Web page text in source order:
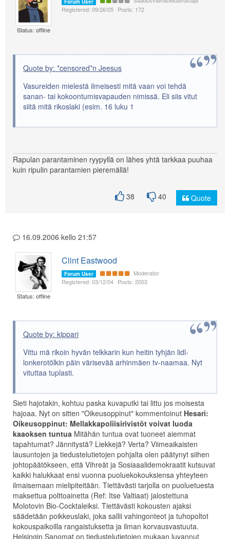
Status: offline
Registered: 09/26/05 Posts: 172
Quote by: *censored*n Jeesus
Vasureiden mielestä ilmeisesti mitä vaan voi tehdä
sanan- tai kokoontumisvapauden nimissä. Eli siis vitut
siitä mitä rikoslaki (esim. 16 luku 1
Rapulan parantaminen ryypyllä on lähes yhtä tarkkaa puuhaa
kuin ripulin parantamien pieremällä!
38 40 Quote
16.09.2006 kello 21:57
Status: offline
Clint Eastwood
Forum User
Moderator
Registered: 03/12/04 Posts: 2003
Quote by: kippari
Vittu mä rikoin hyvän telkkarin kun heitin tyhjän lidl-
lonkerotölkin päin värisevää arhinmäen tv-naamaa. Nyt
vituttaa tuplasti.
Sieti hajotakin, kohtuu paska kuvaputki tai littu jos moisesta
hajoaa. Nyt on sitten "Oikeusoppinut" kommentoinut Hesari:
Oikeusoppinut: Mellakkapoliisirivistöt voivat luoda
kaaoksen tuntua Mitähän tuntua ovat tuoneet aiemmat
tapahtumat? Jännitystä? Liekkejä? Verta? Viimeaikaisten
lausuntojen ja tiedustelutietojen pohjalta olen päätynyt siihen
johtopäätökseen, että Vihreät ja Sosiaaalidemokraatit kutsuvat
kaikki halukkaat ensi vuonna puoluekokouksiensa yhteyteen
ilmaisemaan mielipiteitään. Tiettävästi tarjolla on puoluetuesta
maksettua polttoainetta (Ref: Itse Valtiaat) jalostettuna
Molotovin Bio-Cocktaleiksi. Tiettävästi kokousten ajaksi
säädetään poikkeuslaki, joka sallii vahingonteot ja tuhopoltot
kokouspaikoilla rangaistuksetta ja ilman korvausvastuuta.
Helsingin Sanomat on tiedustelutietojen mukaan luvannut